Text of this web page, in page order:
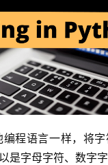
编程语言一样，将
是字母字符、数字字